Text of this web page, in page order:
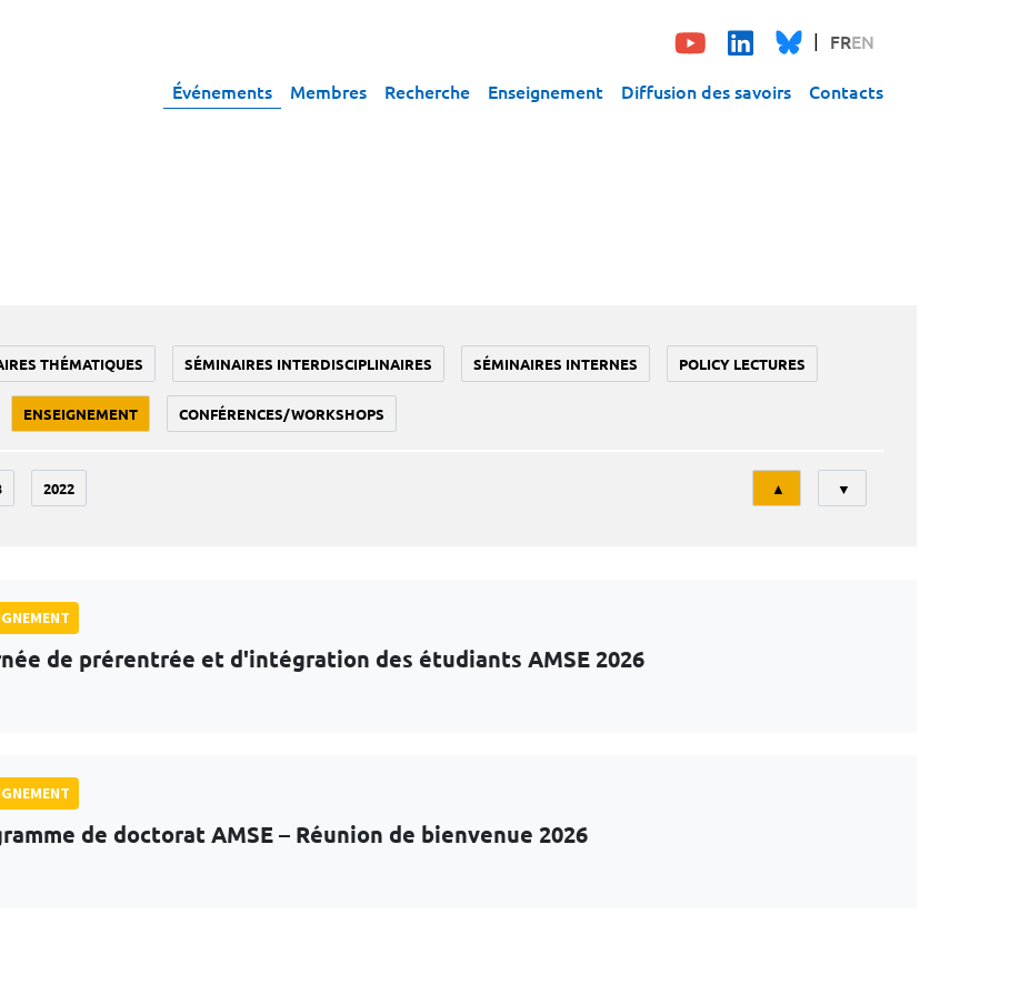
FREN
Événements Membres Recherche Enseignement Diffusion des savoirs Contacts
THÉMATIQUES SÉMINAIRES INTERDISCIPLINAIRES SÉMINAIRES INTERNES POLICY LECTURES
ENSEIGNEMENT CONFÉRENCES/WORKSHOPS
2022
Tri
▲ ▼
de prérentrée et d'intégration des étudiants AMSE 2026
de doctorat AMSE – Réunion de bienvenue 2026